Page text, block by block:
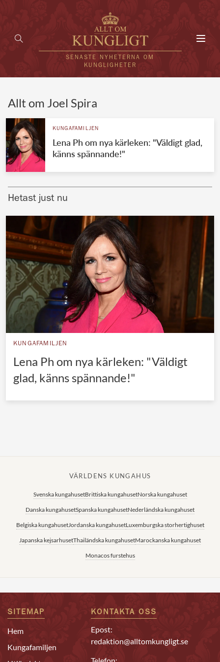
SENASTE NYHETERNA OM
KUNGLIGHETER
UTLÄNDSKT
VÄRLDENS KUNGAHUS
Brittiska kungahuset
Norska kungahuset
Danska kungahuset
Spanska kungahuset
Nederländska kungahuset
Belgiska kungahuset
Jordanska kungahuset
Luxemburgska storhertighuset
Japanska kejsarhuset
Thailändska kungahuset
Allt om Joel Spira
KUNGAFAMILJEN
Lena Ph om nya kärleken: "Väldigt glad,
känns spännande!"
Hetast just nu
KUNGAFAMILJEN
Lena Ph om nya kärleken: "Väldigt
glad, känns spännande!"
VÄRLDENS KUNGAHUS
Svenska kungahusetBrittiska kungahusetNorska kungahuset
Danska kungahusetSpanska kungahusetNederländska kungahuset
Belgiska kungahusetJordanska kungahusetLuxemburgska storhertighuset
Japanska kejsarhusetThailändska kungahusetMarockanska kungahuset
Monacos furstehus
SITEMAP
Hem
Kungafamiljen
KONTAKTA OSS
Epost:
redaktion@alltomkungligt.se